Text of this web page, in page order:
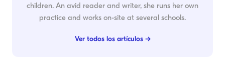
children. An avid reader and writer, she runs her own
practice and works on-site at several schools.
Ver todos los artículos →